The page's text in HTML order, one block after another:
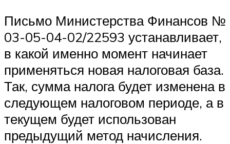
Письмо Министерства Финансов №
03-05-04-02/22593 устанавливает,
в какой именно момент начинает
применяться новая налоговая база.
Так, сумма налога будет изменена в
следующем налоговом периоде, а в
текущем будет использован
предыдущий метод начисления.